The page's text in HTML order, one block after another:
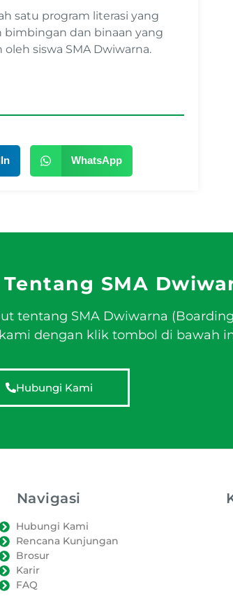
satu program literasi yang
bimbingan dan binaan yang
siswa SMA Dwiwarna.
WhatsApp
SMA
tentang SMA Dwiwarna
dengan klik tombol di bawah
Hubungi Kami
Navigasi
Hubungi Kami
Rencana Kunjungan
Brosur
Karir
FAQ